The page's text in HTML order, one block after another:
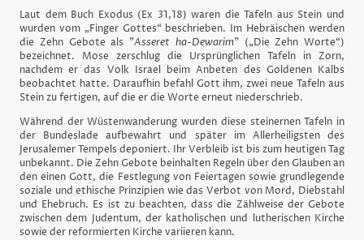
Laut dem Buch Exodus (Ex 31,18) waren die Tafeln aus Stein und
wurden vom „Finger Gottes“ beschrieben. Im Hebräischen werden
die Zehn Gebote als "Asseret ha-Dewarim" („Die Zehn Worte“)
bezeichnet. Mose zerschlug die Ursprünglichen Tafeln in Zorn,
nachdem er das Volk Israel beim Anbeten des Goldenen Kalbs
beobachtet hatte. Daraufhin befahl Gott ihm, zwei neue Tafeln aus
Stein zu fertigen, auf die er die Worte erneut niederschrieb.
Während der Wüstenwanderung wurden diese steinernen Tafeln in
der Bundeslade aufbewahrt und später im Allerheiligsten des
Jerusalemer Tempels deponiert. Ihr Verbleib ist bis zum heutigen Tag
unbekannt. Die Zehn Gebote beinhalten Regeln über den Glauben an
den einen Gott, die Festlegung von Feiertagen sowie grundlegende
soziale und ethische Prinzipien wie das Verbot von Mord, Diebstahl
und Ehebruch. Es ist zu beachten, dass die Zählweise der Gebote
zwischen dem Judentum, der katholischen und lutherischen Kirche
sowie der reformierten Kirche variieren kann.